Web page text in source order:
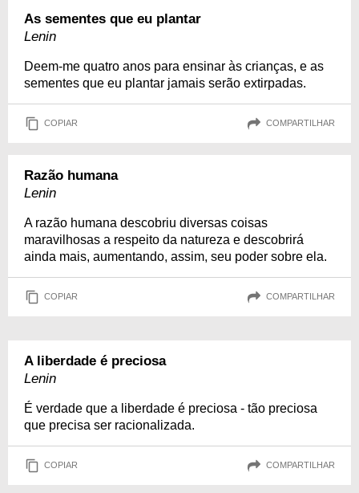
As sementes que eu plantar
Lenin
Deem-me quatro anos para ensinar às crianças, e as
sementes que eu plantar jamais serão extirpadas.
COPIAR COMPARTILHAR
Razão humana
Lenin
A razão humana descobriu diversas coisas
maravilhosas a respeito da natureza e descobrirá
ainda mais, aumentando, assim, seu poder sobre ela.
COPIAR COMPARTILHAR
A liberdade é preciosa
Lenin
É verdade que a liberdade é preciosa - tão preciosa
que precisa ser racionalizada.
COPIAR COMPARTILHAR